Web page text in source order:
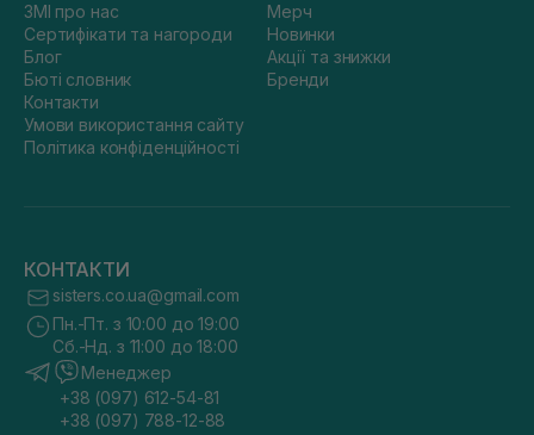
ЗМІ про нас
Сертифікати та нагороди
Блог
Бюті словник
Контакти
Умови використання сайту
Політика конфіденційності
Мерч
Новинки
Акції та знижки
Бренди
КОНТАКТИ
sisters.co.ua@gmail.com
Пн.-Пт. з 10:00 до 19:00
Сб.-Нд. з 11:00 до 18:00
Менеджер
+38 (097) 612-54-81
+38 (097) 788-12-88